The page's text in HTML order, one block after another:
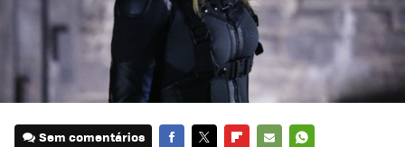
Sem comentários